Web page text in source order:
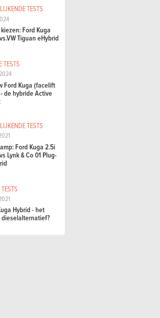
TESTS
Ford Kuga
Tiguan eHybrid
TESTS
Ford Kuga (facelift
de hybride Active
TESTS
Ford Kuga 2.5i
Lynk & Co 01 Plug-
Hybrid - het